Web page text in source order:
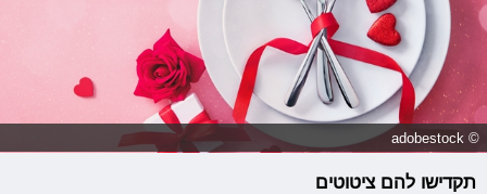
© adobestock
תקדישו להם ציטוטים